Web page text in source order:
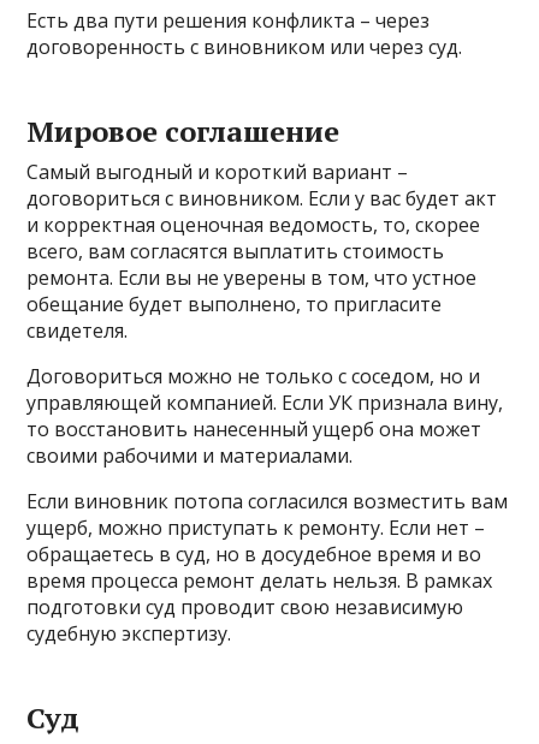
Есть два пути решения конфликта – через
договоренность с виновником или через суд.
Мировое соглашение
Самый выгодный и короткий вариант –
договориться с виновником. Если у вас будет акт
и корректная оценочная ведомость, то, скорее
всего, вам согласятся выплатить стоимость
ремонта. Если вы не уверены в том, что устное
обещание будет выполнено, то пригласите
свидетеля.
Договориться можно не только с соседом, но и
управляющей компанией. Если УК признала вину,
то восстановить нанесенный ущерб она может
своими рабочими и материалами.
Если виновник потопа согласился возместить вам
ущерб, можно приступать к ремонту. Если нет –
обращаетесь в суд, но в досудебное время и во
время процесса ремонт делать нельзя. В рамках
подготовки суд проводит свою независимую
судебную экспертизу.
Суд